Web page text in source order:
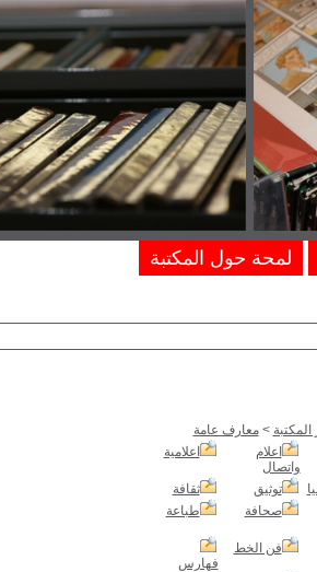
>معارف عامة
اعلام
واتصال
اعلامية
توثيق
ثقافة
صحافة طباعة
فن الخط
فهارس
لمحة حول المكتبة